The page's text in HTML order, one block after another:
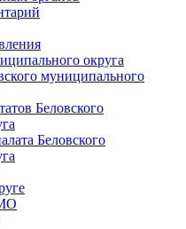
округа
муниципального
Беловского
Беловского